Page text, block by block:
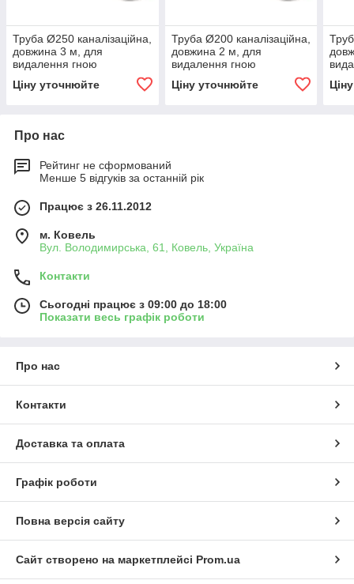
Труба Ø250 каналізаційна,
довжина 3 м, для
видалення гною
Ціну уточнюйте
Труба Ø200 каналізаційна,
довжина 2 м, для
видалення гною
Ціну уточнюйте
Про нас
Рейтинг не сформований
Менше 5 відгуків за останній рік
Працює з 26.11.2012
м. Ковель
Вул. Володимирська, 61, Ковель, Україна
Контакти
Сьогодні працює з 09:00 до 18:00
Показати весь графік роботи
Про нас
Контакти
Доставка та оплата
Графік роботи
Повна версія сайту
Сайт створено на маркетплейсі Prom.ua